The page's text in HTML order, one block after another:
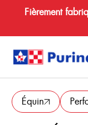
Fièrement
Search
for:
Équin